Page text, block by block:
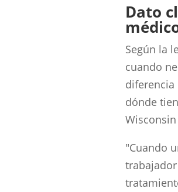
Dato
Según la
cuando
diferencia
dónde
"Cuando